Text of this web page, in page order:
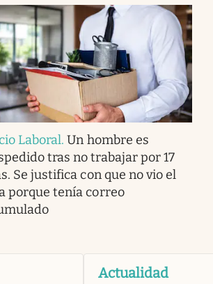
Laboral.Un hombre es
tras no trabajar por 17
Se justifica con que no vio el
porque tenía correo
Actualidad